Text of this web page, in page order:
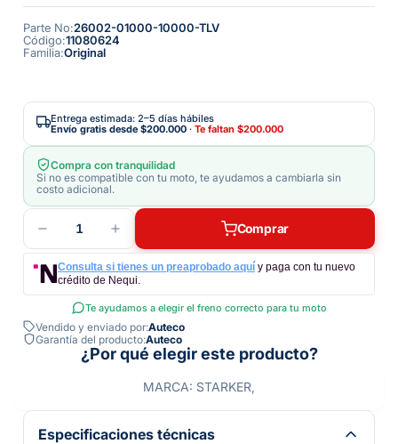
Parte No:26002-01000-10000-TLV
Código:11080624
Familia:Original
Entrega estimada: 2–5 días hábiles
Envío gratis desde $200.000 · Te faltan $200.000
Compra con tranquilidad
Si no es compatible con tu moto, te ayudamos a cambiarla sin
costo adicional.
1 Comprar
Consulta si tienes un preaprobado aquí y paga con tu nuevo
crédito de Nequi.
Te ayudamos a elegir el freno correcto para tu moto
Vendido y enviado por:Auteco
Garantía del producto:Auteco
¿Por qué elegir este producto?
MARCA: STARKER,
Especificaciones técnicas